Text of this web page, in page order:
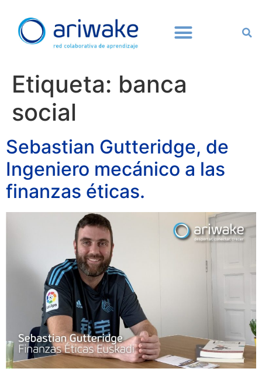
Etiqueta: banca
social
Sebastian Gutteridge, de
Ingeniero mecánico a las
finanzas éticas.